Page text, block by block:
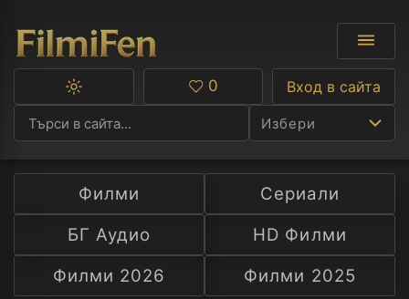
Избери
Ф
С
А
Превключване
тъмна
тема
Любими
0 Вход в сайта
Филми
Сериали
БГ Аудио
HD Филми
Филми 2026
Филми 2025